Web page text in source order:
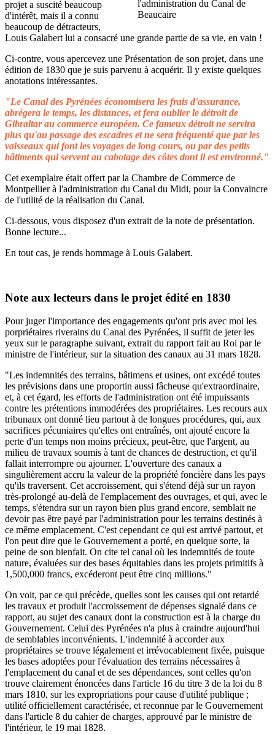
projet a suscité beaucoup
d'intérêt, mais il a connu
beaucoup de détracteurs,
Louis Galabert lui a consacré une grande partie de sa vie, en vain !
Ci-contre, vous apercevez une Présentation de son projet, dans une
édition de 1830 que je suis parvenu à acquérir. Il y existe quelques
anotations intéressantes.
"Le Canal des Pyrénées économisera les frais d'assurance,
abrégera le temps, les distances, et fera oublier le détroit de
Gibraltar au commerce européen. Ce fameux détroit ne servira
plus qu'au passage des escadres et ne sera fréquenté que par les
vaisseaux qui font les voyages de long cours, ou par des petits
bâtiments qui servent au cabotage des côtes dont il est environné."
Cet exemplaire était offert par la Chambre de Commerce de
Montpellier à l'administration du Canal du Midi, pour la Convaincre
de l'utilité de la réalisation du Canal.
Ci-dessous, vous disposez d'un extrait de la note de présentation.
Bonne lecture...
En tout cas, je rends hommage à Louis Galabert.
Note aux lecteurs dans le projet édité en 1830
Pour juger l'importance des engagements qu'ont pris avec moi les
porpriétaires riverains du Canal des Pyrénées, il suffit de jeter les
yeux sur le paragraphe suivant, extrait du rapport fait au Roi par le
ministre de l'intérieur, sur la situation des canaux au 31 mars 1828.
"Les indemnités des terrains, bâtimens et usines, ont excédé toutes
les prévisions dans une proportin aussi fâcheuse qu'extraordinaire,
et, à cet égard, les efforts de l'administration ont été impuissants
contre les prétentions immodérées des propriétaires. Les recours aux
tribunaux ont donné lieu partout à de longues procédures, qui, aux
sacrifices pécuniaires qu'elles ont entraînés, ont ajouté encore la
perte d'un temps non moins précieux, peut-être, que l'argent, au
milieu de travaux soumis à tant de chances de destruction, et qu'il
fallait interrompre ou ajourner. L'ouverture des canaux a
singulièrement accru la valeur de la propriété foncière dans les pays
qu'ils traversent. Cet accroissement, qui s'étend déjà sur un rayon
très-prolongé au-delà de l'emplacement des ouvrages, et qui, avec le
temps, s'étendra sur un rayon bien plus grand encore, semblait ne
devoir pas être payé par l'administration pour les terrains destinés à
ce même emplacement. C'est cependant ce qui est arrivé partout, et
l'on peut dire que le Gouvernement a porté, en quelque sorte, la
peine de son bienfait. On cite tel canal où les indemnités de toute
nature, évaluées sur des bases équitables dans les projets primitifs à
1,500,000 francs, excéderont peut être cinq millions."
On voit, par ce qui précède, quelles sont les causes qui ont retardé
les travaux et produit l'accroissement de dépenses signalé dans ce
rapport, au sujet des canaux dont la construction est à la charge du
Gouvernement. Celui des Pyrénées n'a plus à craindre aujourd'hui
de semblables inconvénients. L'indemnité à accorder aux
propriétaires se trouve légalement et irrévocablement fixée, puisque
les bases adoptées pour l'évaluation des terrains nécessaires à
l'emplacement du canal et de ses dépendances, sont celles qu'on
trouve clairement énoncées dans l'article 16 du titre 3 de la loi du 8
mars 1810, sur les expropriations pour cause d'utilité publique ;
utilité officiellement caractérisée, et reconnue par le Gouvernement
dans l'article 8 du cahier de charges, approuvé par le ministre de
l'intérieur, le 19 mai 1828.